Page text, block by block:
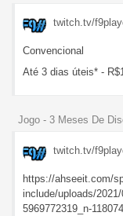
twitch.tv/
Convencional
Até 3 dias úteis* -
Jogo - 3 Meses De
twitch.tv/
https://ahseeit.com/
include/uploads/
5969772319_n-